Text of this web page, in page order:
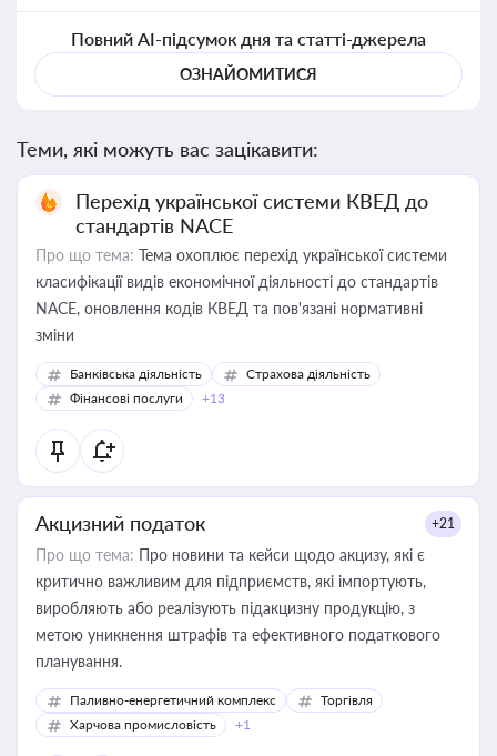
Повний AI-підсумок дня та статті-джерела
ОЗНАЙОМИТИСЯ
Теми, які можуть вас зацікавити:
Перехід української системи КВЕД до
стандартів NACE
Про що тема: Тема охоплює перехід української системи
класифікації видів економічної діяльності до стандартів
NACE, оновлення кодів КВЕД та пов'язані нормативні
зміни
Банківська діяльність
Страхова діяльність
Фінансові послуги
+13
Акцизний податок +21
Про що тема: Про новини та кейси щодо акцизу, які є
критично важливим для підприємств, які імпортують,
виробляють або реалізують підакцизну продукцію, з
метою уникнення штрафів та ефективного податкового
планування.
Паливно-енергетичний комплекс
Торгівля
Харчова промисловість
+1